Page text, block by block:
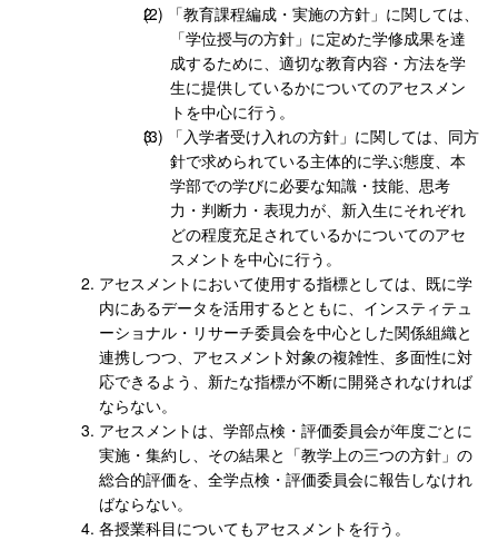
「教育課程編成・実施の方針」に関しては、
「学位授与の方針」に定めた学修成果を達
成するために、適切な教育内容・方法を学
生に提供しているかについてのアセスメン
トを中心に行う。
「入学者受け入れの方針」に関しては、同方
針で求められている主体的に学ぶ態度、本
学部での学びに必要な知識・技能、思考
力・判断力・表現力が、新入生にそれぞれ
どの程度充足されているかについてのアセ
スメントを中心に行う。
アセスメントにおいて使用する指標としては、既に学
内にあるデータを活用するとともに、インスティテュ
ーショナル・リサーチ委員会を中心とした関係組織と
連携しつつ、アセスメント対象の複雑性、多面性に対
応できるよう、新たな指標が不断に開発されなければ
ならない。
アセスメントは、学部点検・評価委員会が年度ごとに
実施・集約し、その結果と「教学上の三つの方針」の
総合的評価を、全学点検・評価委員会に報告しなけれ
ばならない。
各授業科目についてもアセスメントを行う。